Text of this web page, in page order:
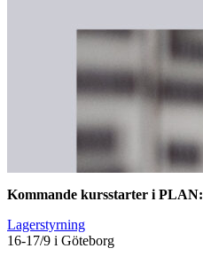
Kommande kursstarter i PLAN:
Lagerstyrning
16-17/9 i Göteborg